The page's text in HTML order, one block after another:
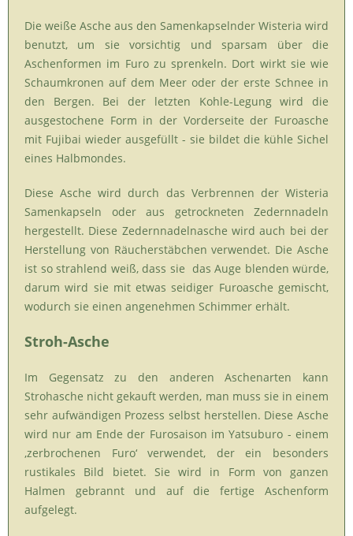
Die weiße Asche aus den Samenkapselnder Wisteria wird
benutzt, um sie vorsichtig und sparsam über die
Aschenformen im Furo zu sprenkeln. Dort wirkt sie wie
Schaumkronen auf dem Meer oder der erste Schnee in
den Bergen. Bei der letzten Kohle-Legung wird die
ausgestochene Form in der Vorderseite der Furoasche
mit Fujibai wieder ausgefüllt - sie bildet die kühle Sichel
eines Halbmondes.
Diese Asche wird durch das Verbrennen der Wisteria
Samenkapseln oder aus getrockneten Zedernnadeln
hergestellt. Diese Zedernnadelnasche wird auch bei der
Herstellung von Räucherstäbchen verwendet. Die Asche
ist so strahlend weiß, dass sie das Auge blenden würde,
darum wird sie mit etwas seidiger Furoasche gemischt,
wodurch sie einen angenehmen Schimmer erhält.
Stroh-Asche
Im Gegensatz zu den anderen Aschenarten kann
Strohasche nicht gekauft werden, man muss sie in einem
sehr aufwändigen Prozess selbst herstellen. Diese Asche
wird nur am Ende der Furosaison im Yatsuburo - einem
‚zerbrochenen Furo‘ verwendet, der ein besonders
rustikales Bild bietet. Sie wird in Form von ganzen
Halmen gebrannt und auf die fertige Aschenform
aufgelegt.